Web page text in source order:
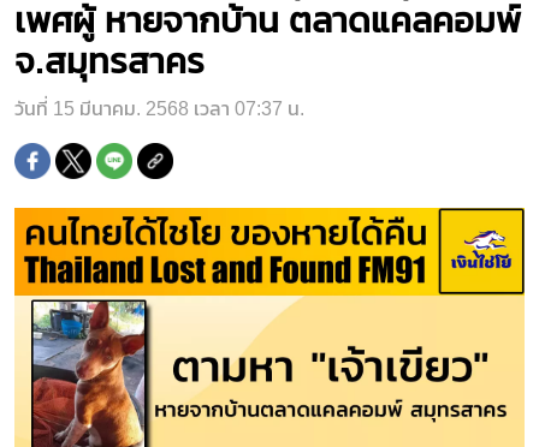
เพศผู้ หายจากบ้าน ตลาดแคลคอมพ์
จ.สมุทรสาคร
วันที่ 15 มีนาคม. 2568 เวลา 07:37 น.